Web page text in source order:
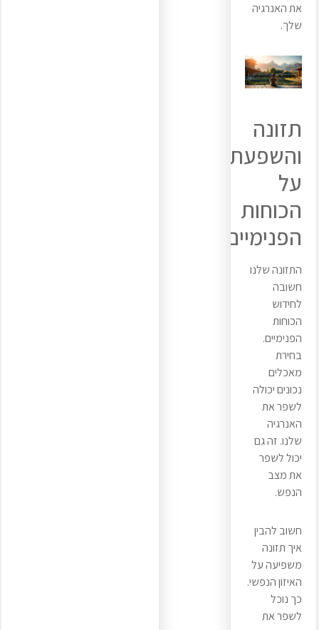
את האנרגיה
שלך.
תזונה
והשפעתה
על
הכוחות
הפנימיים
התזונה שלנו
חשובה
לחידוש
הכוחות
הפנימיים.
בחירת
מאכלים
נכונים יכולה
לשפר את
האנרגיה
שלנו. זה גם
יכול לשפר
את מצב
הנפש.
חשוב להבין
איך תזונה
משפיעה על
האיזון הנפשי.
כך נוכל
לשפר את